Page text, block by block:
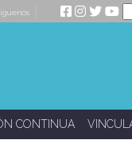
CONTINUA